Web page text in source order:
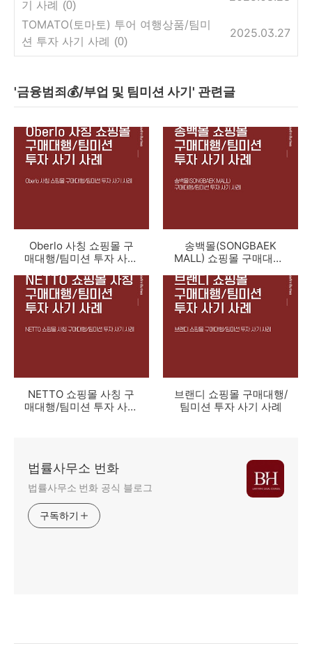
기 사례 (0)
TOMATO(토마토) 투어 여행상품/팀미
션 투자 사기 사례 (0)
2025.03.27
'금융범죄💰/부업 및 팀미션 사기' 관련글
Oberlo 사칭 쇼핑몰 구
매대행/팀미션 투자 사기
송백몰(SONGBAEK
MALL) 쇼핑몰 구매대행/
NETTO 쇼핑몰 사칭 구
매대행/팀미션 투자 사기
브랜디 쇼핑몰 구매대행/
팀미션 투자 사기 사례
법률사무소 번화
법률사무소 번화 공식 블로그
구독하기